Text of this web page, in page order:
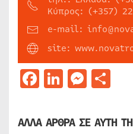
Κύπρος: (+357)
e-mail:
site:
Facebook
LinkedIn
ΑΛΛΑ ΑΡΘΡΑ ΣΕ ΑΥΤΗ